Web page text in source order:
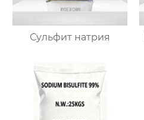
Сульфит натрия